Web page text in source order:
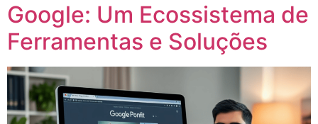
Google: Um Ecossistema de
Ferramentas e Soluções